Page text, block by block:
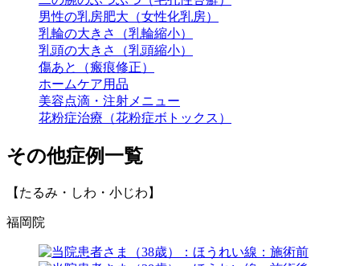
男性の乳房肥大（女性化乳房）
乳輪の大きさ（乳輪縮小）
乳頭の大きさ（乳頭縮小）
傷あと（瘢痕修正）
ホームケア用品
美容点滴・注射メニュー
花粉症治療（花粉症ボトックス）
その他症例一覧
【たるみ・しわ・小じわ】
福岡院